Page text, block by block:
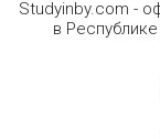
Studyinby.com -
в